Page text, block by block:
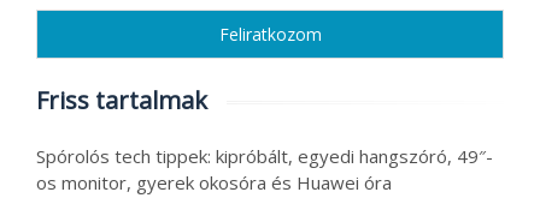
Friss tartalmak
Spórolós tech tippek: kipróbált, egyedi hangszóró, 49″-
os monitor, gyerek okosóra és Huawei óra